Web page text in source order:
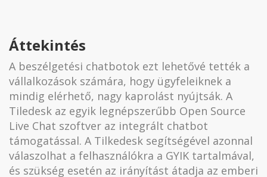
Áttekintés
A beszélgetési chatbotok ezt lehetővé tették a
vállalkozások számára, hogy ügyfeleiknek a
mindig elérhető, nagy kaprolást nyújtsák. A
Tiledesk az egyik legnépszerűbb Open Source
Live Chat szoftver az integrált chatbot
támogatással. A Tilkedesk segítségével azonnal
válaszolhat a felhasználókra a GYIK tartalmával,
és szükség esetén az irányítást átadja az emberi